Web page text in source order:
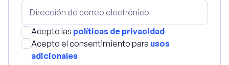
Acepto las políticas de privacidad
Acepto el consentimiento para usos
adicionales